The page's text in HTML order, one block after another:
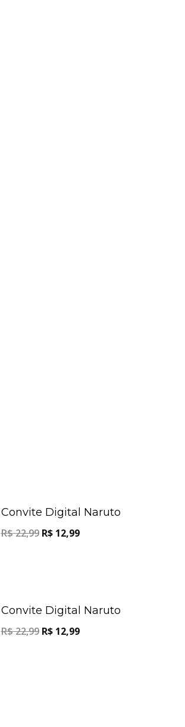
Convite Digital Naruto
R$22,99 R$12,99
Convite Digital Naruto
R$22,99 R$12,99